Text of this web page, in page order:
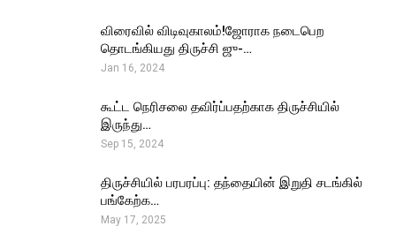
விரைவில் விடிவுகாலம்!ஜோராக நடைபெற
தொடங்கியது திருச்சி ஜு-…
Jan 16, 2024
கூட்ட நெரிசலை தவிர்ப்பதற்காக திருச்சியில்
இருந்து…
Sep 15, 2024
திருச்சியில் பரபரப்பு: தந்தையின் இறுதி சடங்கில்
பங்கேற்க…
May 17, 2025